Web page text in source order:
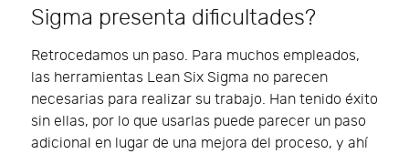
Sigma presenta dificultades?
Retrocedamos un paso. Para muchos empleados,
las herramientas Lean Six Sigma no parecen
necesarias para realizar su trabajo. Han tenido éxito
sin ellas, por lo que usarlas puede parecer un paso
adicional en lugar de una mejora del proceso, y ahí